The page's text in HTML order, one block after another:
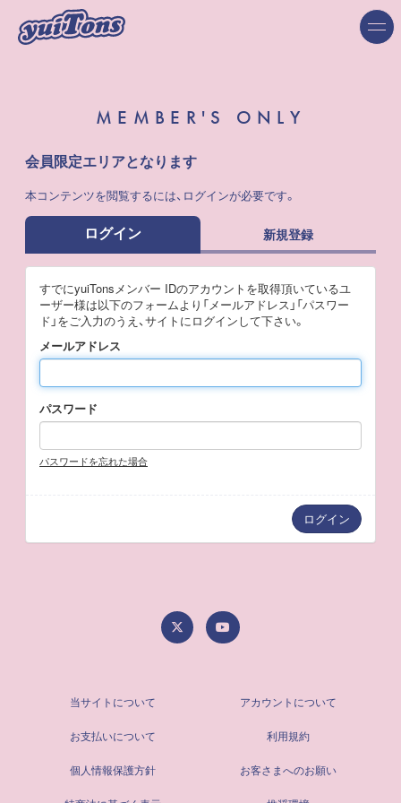
MEMBER'S ONLY
会員限定エリアとなります
本コンテンツを閲覧するには、ログインが必要です。
ログイン 新規登録
すでにyuiTonsメンバー IDのアカウントを取得頂いているユ
ーザー様は以下のフォームより「メールアドレス」「パスワー
ド」をご入力のうえ、サイトにログインして下さい。
メールアドレス
パスワード
パスワードを忘れた場合
当サイトについて アカウントについて
お支払いについて 利用規約
個人情報保護方針 お客さまへのお願い